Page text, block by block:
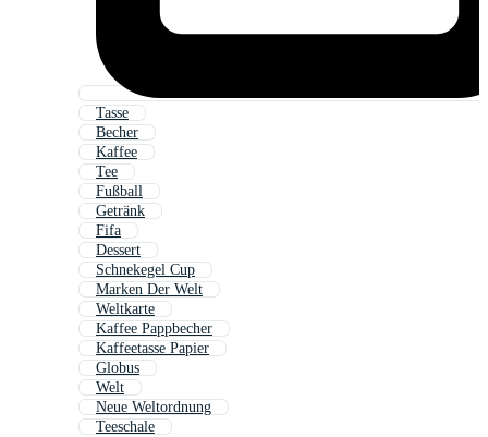
Tasse
Becher
Kaffee
Tee
Fußball
Getränk
Fifa
Dessert
Schnekegel Cup
Marken Der Welt
Weltkarte
Kaffee Pappbecher
Kaffeetasse Papier
Globus
Welt
Neue Weltordnung
Teeschale